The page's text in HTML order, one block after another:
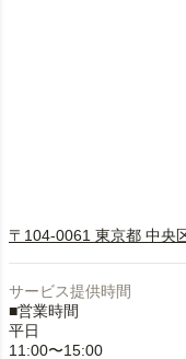
〒104-0061 東京都 中央
サービス提供時間
■営業時間
平日
11:00〜15:00